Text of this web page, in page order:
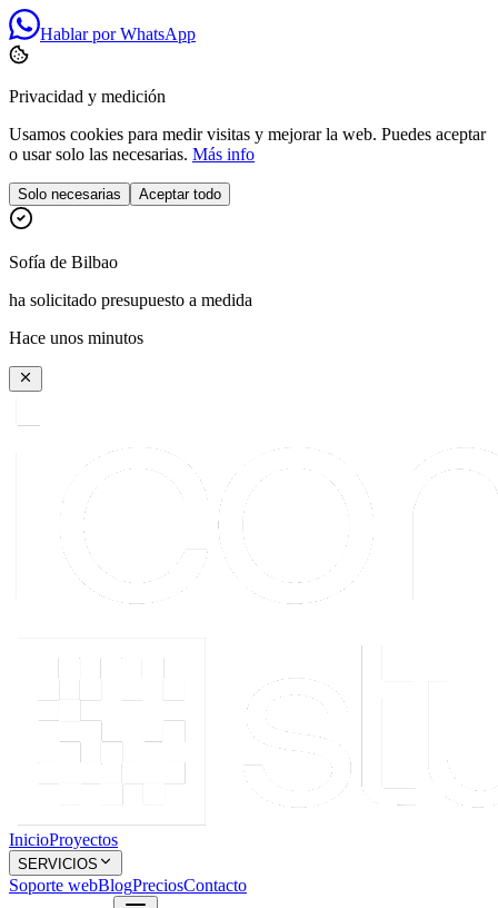
Hablar por WhatsApp
Privacidad y medición
Usamos cookies para medir visitas y mejorar la web. Puedes aceptar
o usar solo las necesarias. Más info
Solo necesarias Aceptar todo
Sofía de Bilbao
ha solicitado presupuesto a medida
Hace unos minutos
InicioProyectos
SERVICIOS
Soporte webBlogPreciosContacto